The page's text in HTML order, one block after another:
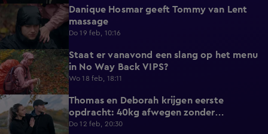
0:39
Danique Hosmar geeft Tommy van Lent
massage
Do 19 feb, 10:16
0:48
Staat er vanavond een slang op het menu
in No Way Back VIPS?
Wo 18 feb, 18:11
4:53
Thomas en Deborah krijgen eerste
opdracht: 40kg afwegen zonder
weegschaal
Do 12 feb, 20:30